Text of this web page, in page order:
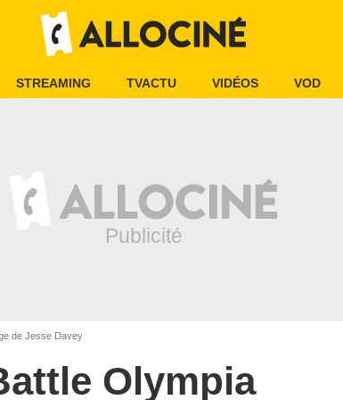
STREAMING TVACTU VIDÉOS VOD
de Jesse Davey
Olympia